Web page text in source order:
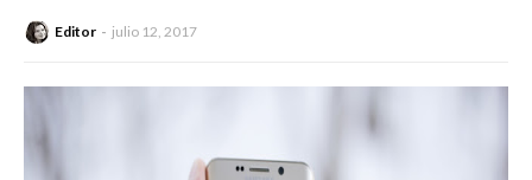
Editor julio 12, 2017